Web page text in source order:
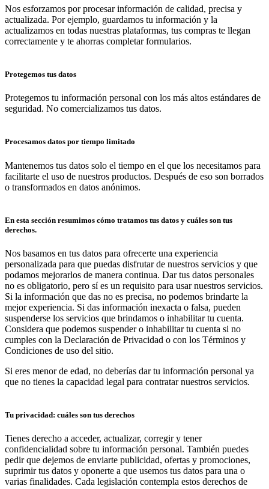
Nos esforzamos por procesar información de calidad, precisa y
actualizada. Por ejemplo, guardamos tu información y la
actualizamos en todas nuestras plataformas, tus compras te llegan
correctamente y te ahorras completar formularios.
Protegemos tus datos
Protegemos tu información personal con los más altos estándares de
seguridad. No comercializamos tus datos.
Procesamos datos por tiempo limitado
Mantenemos tus datos solo el tiempo en el que los necesitamos para
facilitarte el uso de nuestros productos. Después de eso son borrados
o transformados en datos anónimos.
En esta sección resumimos cómo tratamos tus datos y cuáles son tus
derechos.
Nos basamos en tus datos para ofrecerte una experiencia
personalizada para que puedas disfrutar de nuestros servicios y que
podamos mejorarlos de manera continua. Dar tus datos personales
no es obligatorio, pero sí es un requisito para usar nuestros servicios.
Si la información que das no es precisa, no podemos brindarte la
mejor experiencia. Si das información inexacta o falsa, pueden
suspenderse los servicios que brindamos o inhabilitar tu cuenta.
Considera que podemos suspender o inhabilitar tu cuenta si no
cumples con la Declaración de Privacidad o con los Términos y
Condiciones de uso del sitio.
Si eres menor de edad, no deberías dar tu información personal ya
que no tienes la capacidad legal para contratar nuestros servicios.
Tu privacidad: cuáles son tus derechos
Tienes derecho a acceder, actualizar, corregir y tener
confidencialidad sobre tu información personal. También puedes
pedir que dejemos de enviarte publicidad, ofertas y promociones,
suprimir tus datos y oponerte a que usemos tus datos para una o
varias finalidades. Cada legislación contempla estos derechos de